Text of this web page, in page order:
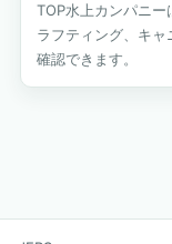
TOP水上カンパニー
ラフティング、キャ
確認できます。